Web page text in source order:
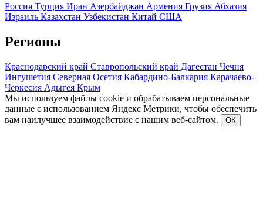
Россия Турция Иран Азербайджан Армения Грузия Абхазия
Израиль Казахстан Узбекистан Китай США
Регионы
Краснодарский край Ставропольский край Дагестан Чечня
Ингушетия Северная Осетия Кабардино-Балкария Карачаево-
Черкесия Адыгея Крым
Мы используем файлы cookie и обрабатываем персональные
данные с использованием Яндекс Метрики, чтобы обеспечить
вам наилучшее взаимодействие с нашим веб-сайтом.
ОК